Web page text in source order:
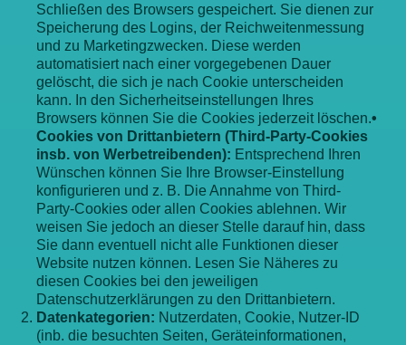
Schließen des Browsers gespeichert. Sie dienen zur
Speicherung des Logins, der Reichweitenmessung
und zu Marketingzwecken. Diese werden
automatisiert nach einer vorgegebenen Dauer
gelöscht, die sich je nach Cookie unterscheiden
kann. In den Sicherheitseinstellungen Ihres
Browsers können Sie die Cookies jederzeit löschen.•
Cookies von Drittanbietern (Third-Party-Cookies
insb. von Werbetreibenden): Entsprechend Ihren
Wünschen können Sie Ihre Browser-Einstellung
konfigurieren und z. B. Die Annahme von Third-
Party-Cookies oder allen Cookies ablehnen. Wir
weisen Sie jedoch an dieser Stelle darauf hin, dass
Sie dann eventuell nicht alle Funktionen dieser
Website nutzen können. Lesen Sie Näheres zu
diesen Cookies bei den jeweiligen
Datenschutzerklärungen zu den Drittanbietern.
Datenkategorien: Nutzerdaten, Cookie, Nutzer-ID
(inb. die besuchten Seiten, Geräteinformationen,